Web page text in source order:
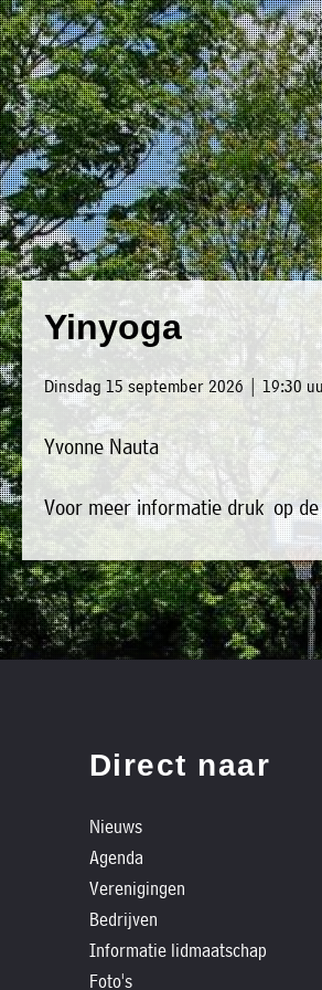
Yinyoga
Dinsdag 15 september 2026 | 19:30
Yvonne Nauta
Voor meer informatie druk op de
Direct naar
Nieuws
Agenda
Verenigingen
Bedrijven
Informatie lidmaatschap
Foto's
»
Home
»
Welkom
»
Nieuws
Agenda
»
Verenigingen
»
belang
lidmaatschap
Trefpunt
Luxwoude.net
website@luxwoude.net
Plaatselijk
belang
Op
dit
moment
bestaat
het
bestuur
uit
de
Voorzitter
vacant
Secretaris
Modderman
Penningmeester
vacant
Algemeen
Algemeen